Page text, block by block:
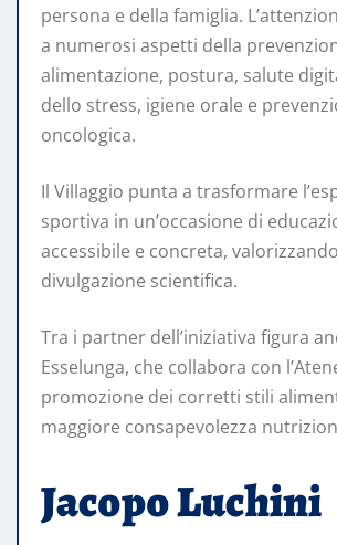
persona e della famiglia.
a numerosi aspetti della
alimentazione, postura, salute
dello stress, igiene orale e
oncologica.
Il Villaggio punta a trasformare
sportiva in un’occasione di
accessibile e concreta,
divulgazione scientifica.
Tra i partner dell’iniziativa figura
Esselunga, che collabora con
promozione dei corretti stili
maggiore consapevolezza
Jacopo Luchini